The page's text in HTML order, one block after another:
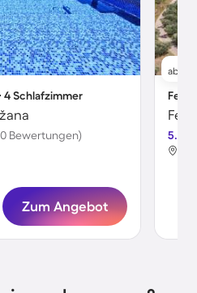
4 Schlafzimmer
Bewertungen)
Zum Angebot
ab
5.0